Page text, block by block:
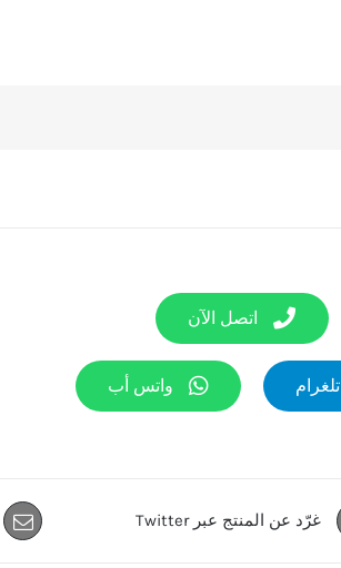
اتصل الآن
تلغرام واتس أب
غرّد عن المنتج عبر Twitter